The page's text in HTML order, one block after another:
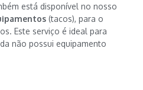
está disponível no nosso
(tacos), para o
Este serviço é ideal para
não possui equipamento